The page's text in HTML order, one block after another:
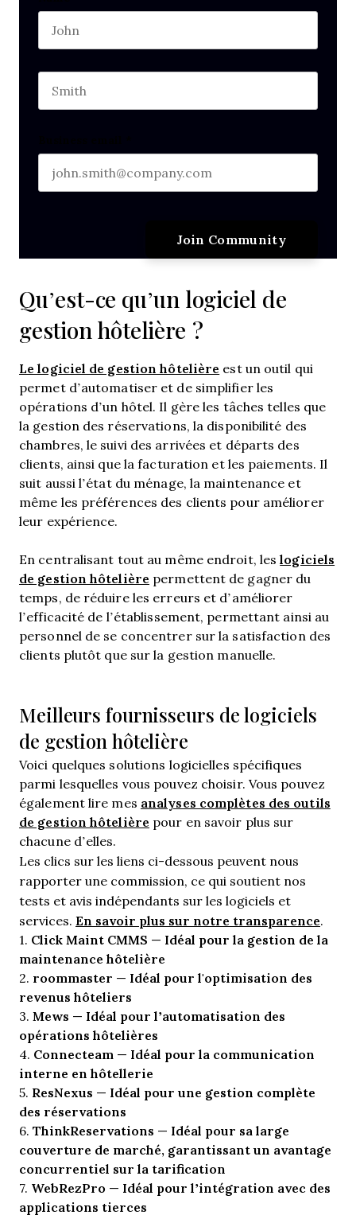
Qu’est-ce qu’un logiciel de
gestion hôtelière ?
Le logiciel de gestion hôtelière est un outil qui
permet d’automatiser et de simplifier les
opérations d’un hôtel. Il gère les tâches telles que
la gestion des réservations, la disponibilité des
chambres, le suivi des arrivées et départs des
clients, ainsi que la facturation et les paiements. Il
suit aussi l’état du ménage, la maintenance et
même les préférences des clients pour améliorer
leur expérience.
En centralisant tout au même endroit, leslogiciels
de gestion hôtelière permettent de gagner du
temps, de réduire les erreurs et d’améliorer
l’efficacité de l’établissement, permettant ainsi au
personnel de se concentrer sur la satisfaction des
clients plutôt que sur la gestion manuelle.
Meilleurs fournisseurs de logiciels
de gestion hôtelière
Voici quelques solutions logicielles spécifiques
parmi lesquelles vous pouvez choisir. Vous pouvez
également lire mes analyses complètes des outils
de gestion hôtelière pour en savoir plus sur
chacune d’elles.
Les clics sur les liens ci-dessous peuvent nous
rapporter une commission, ce qui soutient nos
tests et avis indépendants sur les logiciels et
services. En savoir plus sur notre transparence.
1. Click Maint CMMS — Idéal pour la gestion de la
maintenance hôtelière
2. roommaster — Idéal pour l'optimisation des
revenus hôteliers
3. Mews — Idéal pour l’automatisation des
opérations hôtelières
4. Connecteam — Idéal pour la communication
interne en hôtellerie
5. ResNexus — Idéal pour une gestion complète
des réservations
6. ThinkReservations — Idéal pour sa large
couverture de marché, garantissant un avantage
concurrentiel sur la tarification
7. WebRezPro — Idéal pour l’intégration avec des
applications tierces